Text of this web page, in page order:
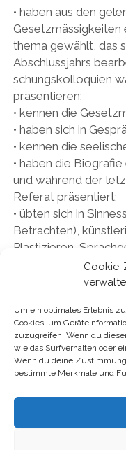
Cookie-
Um ein optimales Erlebnis
Cookies, um
zuzugreifen. Wenn du
wie das Surfverhalten oder
Wenn du deine
bestimmte Merkmale und
• haben aus den
Gesetzmässigkeiten
thema gewählt, das
Abschlussjahrs
schungskolloquien
präsentieren;
• kennen die
• haben sich in
• kennen die
• haben die
und während der
Referat präsentiert;
• übten sich in
Betrachten),
Plastizieren,
(Gruppenprozesse)
• haben in
erforscht und die
studiert;
• haben sich in
anderen
Studienarbeit und